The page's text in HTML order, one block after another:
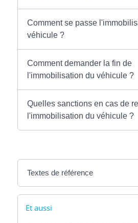
Comment se passe
véhicule ?
Comment demander la fin de
l'immobilisation du véhicule ?
Quelles sanctions en cas de
l'immobilisation du véhicule ?
Textes de référence
Et aussi